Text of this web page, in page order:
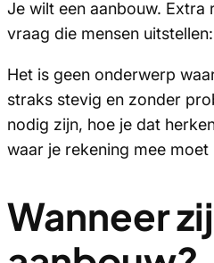
Je wilt een aanbouw.
vraag die mensen
Het is geen onderwerp
straks stevig en zonder
nodig zijn, hoe je dat
waar je rekening mee
Wanneer